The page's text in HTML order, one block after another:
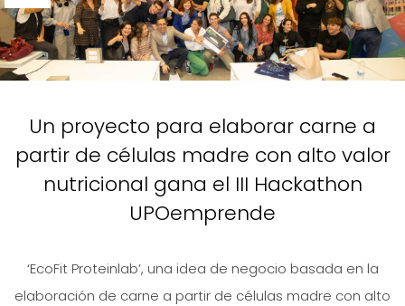
Un proyecto para elaborar carne a
partir de células madre con alto valor
nutricional gana el III Hackathon
UPOemprende
‘EcoFit Proteinlab’, una idea de negocio basada en la
elaboración de carne a partir de células madre con alto